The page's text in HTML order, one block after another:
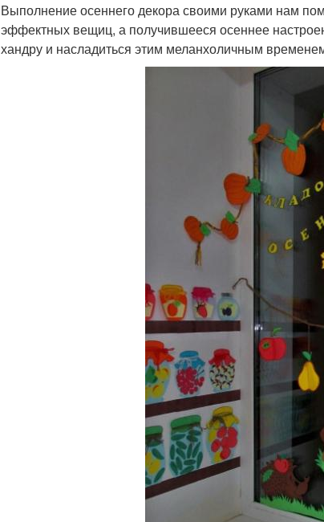
Выполнение осеннего декора своими руками нам
эффектных вещиц, а получившееся осеннее
хандру и насладиться этим меланхоличным